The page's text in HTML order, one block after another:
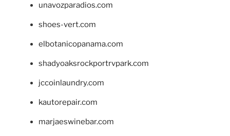
unavozparadios.com
shoes-vert.com
elbotanicopanama.com
shadyoaksrockportrvpark.com
jccoinlaundry.com
kautorepair.com
marjaeswinebar.com